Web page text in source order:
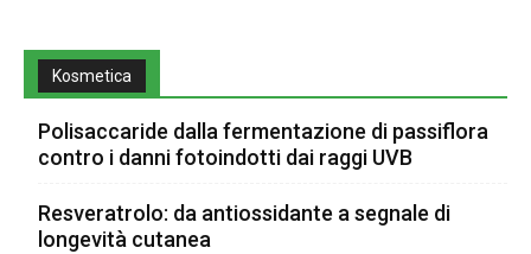
Kosmetica
Polisaccaride dalla fermentazione di passiflora
contro i danni fotoindotti dai raggi UVB
Resveratrolo: da antiossidante a segnale di
longevità cutanea